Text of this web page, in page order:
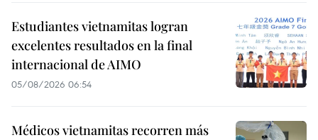
Estudiantes vietnamitas logran
excelentes resultados en la final
internacional de AIMO
05/08/2026 06:54
Médicos vietnamitas recorren más